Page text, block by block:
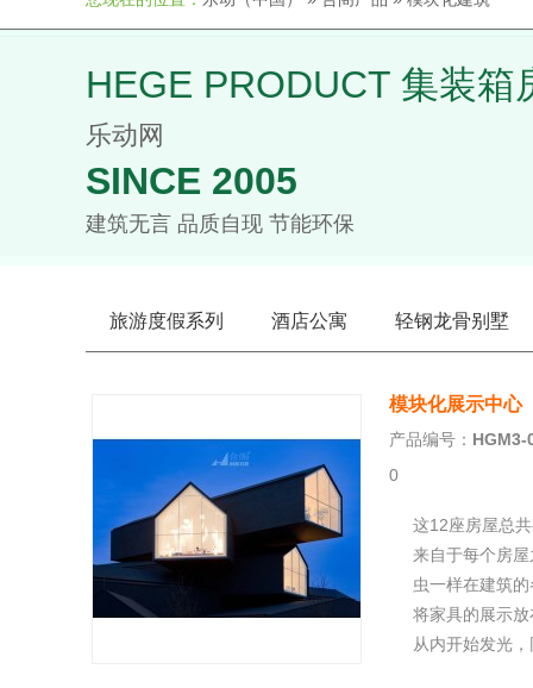
HEGE PRODUCT 集装箱
乐动网
SINCE 2005
建筑无言 品质自现 节能环保
旅游度假系列 酒店公寓 轻钢龙骨别墅
模块化展示中心
产品编号： HGM3-
0
这12座房屋总
来自于每个房
虫一样在建筑
将家具的展示
从内开始发光